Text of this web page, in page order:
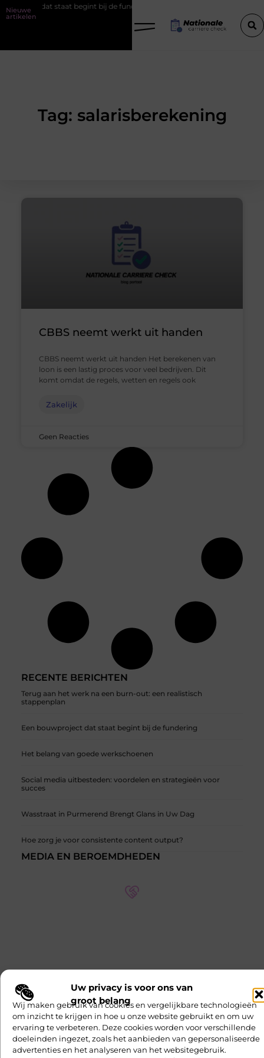
Uw privacy is voor ons van
groot belang
Wij maken gebruik van cookies en vergelijkbare technologieën
om inzicht te krijgen in hoe u onze website gebruikt en om uw
ervaring te verbeteren. Deze cookies worden voor verschillende
doeleinden ingezet, zoals het aanbieden van gepersonaliseerde
advertenties en het analyseren van het websitegebruik.
Nieuwe
artikelen
dat staat begint bij de fundering
Tag: salarisberekening
RECENTE BERICHTEN
Terug aan het werk na een burn-out: een realistisch
stappenplan
Een bouwproject dat staat begint bij de fundering
Het belang van goede werkschoenen
Social media uitbesteden: voordelen en strategieën voor
succes
Wasstraat in Purmerend Brengt Glans in Uw Dag
Hoe zorg je voor consistente content output?
CATEGORIEËN
Entertainment
Eten en drinken
Financieel
Sport
Telefonie
Toerisme
MEDIA EN BEROEMDHEDEN
Ontmoet Onze Partners
CBBS neemt werkt uit handen
CBBS neemt werkt uit handen Het berekenen van
loon is een lastig proces voor veel bedrijven. Dit
komt omdat de regels, wetten en regels ook
Zakelijk
Geen Reacties